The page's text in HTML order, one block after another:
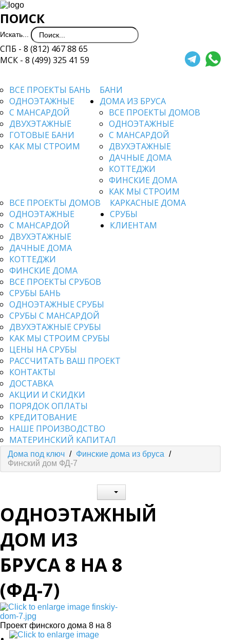
ПОИСК
Искать...
СПБ - 8 (812) 467 88 65
МСК - 8 (499) 325 41 59
БАНИ
ВСЕ ПРОЕКТЫ БАНЬ
ОДНОЭТАЖНЫЕ
С МАНСАРДОЙ
ДВУХЭТАЖНЫЕ
ГОТОВЫЕ БАНИ
КАК МЫ СТРОИМ
ДОМА ИЗ БРУСА
ВСЕ ПРОЕКТЫ ДОМОВ
ОДНОЭТАЖНЫЕ
С МАНСАРДОЙ
ДВУХЭТАЖНЫЕ
ДАЧНЫЕ ДОМА
КОТТЕДЖИ
ФИНСКИЕ ДОМА
КАК МЫ СТРОИМ
КАРКАСНЫЕ ДОМА
ВСЕ ПРОЕКТЫ ДОМОВ
ОДНОЭТАЖНЫЕ
С МАНСАРДОЙ
ДВУХЭТАЖНЫЕ
ДАЧНЫЕ ДОМА
КОТТЕДЖИ
ФИНСКИЕ ДОМА
СРУБЫ
ВСЕ ПРОЕКТЫ СРУБОВ
СРУБЫ БАНЬ
ОДНОЭТАЖНЫЕ СРУБЫ
СРУБЫ С МАНСАРДОЙ
ДВУХЭТАЖНЫЕ СРУБЫ
КАК МЫ СТРОИМ СРУБЫ
ЦЕНЫ НА СРУБЫ
КЛИЕНТАМ
РАССЧИТАТЬ ВАШ ПРОЕКТ
КОНТАКТЫ
ДОСТАВКА
АКЦИИ И СКИДКИ
ПОРЯДОК ОПЛАТЫ
КРЕДИТОВАНИЕ
НАШЕ ПРОИЗВОДСТВО
МАТЕРИНСКИЙ КАПИТАЛ
Дома под ключ / Финские дома из бруса /
Финский дом ФД-7
ОДНОЭТАЖНЫЙ
ДОМ ИЗ
БРУСА 8 НА 8
(ФД-7)
Проект финского дома 8 на 8